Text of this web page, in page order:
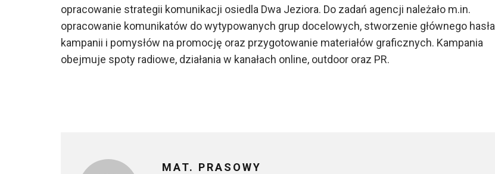
opracowanie strategii komunikacji osiedla Dwa Jeziora. Do zadań agencji należało m.in.
opracowanie komunikatów do wytypowanych grup docelowych, stworzenie głównego hasła
kampanii i pomysłów na promocję oraz przygotowanie materiałów graficznych. Kampania
obejmuje spoty radiowe, działania w kanałach online, outdoor oraz PR.
MAT. PRASOWY